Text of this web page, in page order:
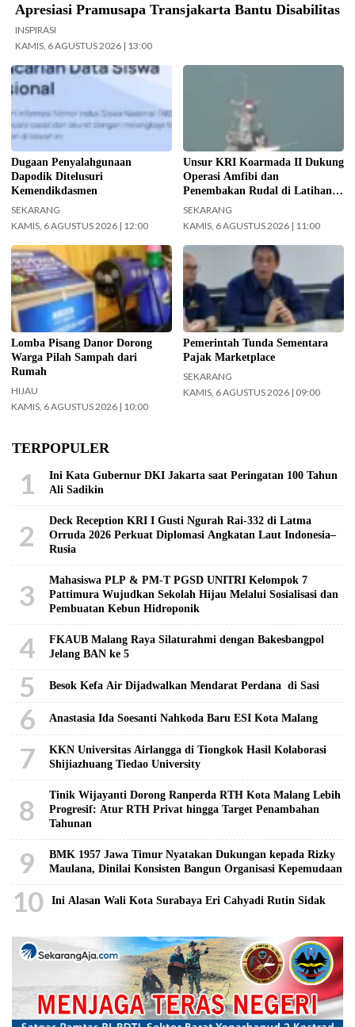
Apresiasi Pramusapa Transjakarta Bantu Disabilitas
INSPIRASI
KAMIS, 6 AGUSTUS 2026 | 13:00
Kemendikdasmen gerak cepat
(gercep) melakukan verifikasi dan
penelusuran terhadap informasi
soal dugaan penyalahgunaan Data
Pokok Pendidikan (Dapodik).
(Foto: ist)
Dugaan Penyalahgunaan
Dapodik Ditelusuri
Kemendikdasmen
SEKARANG
KAMIS, 6 AGUSTUS 2026 | 12:00
TNI Terintegrasi Tahun 2026 yang
digelar di Daerah Latihan TNI AL
Pantai Todak, Dabo Singkep,
Kabupaten Lingga, Kepulauan Riau.
(Foto: Pen/2)
Unsur KRI Koarmada II Dukung
Operasi Amfibi dan
Penembakan Rudal di Latihan
TNI Terintegrasi Tahun 2026
SEKARANG
KAMIS, 6 AGUSTUS 2026 | 11:00
Pemkot Surabaya gelar Lomba
Pisang Danor. (Foto:
Surabaya.go.id)
Lomba Pisang Danor Dorong
Warga Pilah Sampah dari
Rumah
HIJAU
KAMIS, 6 AGUSTUS 2026 | 10:00
Menteri Keuangan (Menkeu)
Purbaya Yudhi Sadewa.
(InfoPublik.id)
Pemerintah Tunda Sementara
Pajak Marketplace
SEKARANG
KAMIS, 6 AGUSTUS 2026 | 09:00
TERPOPULER
1
Ini Kata Gubernur DKI Jakarta saat Peringatan 100 Tahun
Ali Sadikin
2
Deck Reception KRI I Gusti Ngurah Rai-332 di Latma
Orruda 2026 Perkuat Diplomasi Angkatan Laut Indonesia–
Rusia
3
Mahasiswa PLP & PM-T PGSD UNITRI Kelompok 7
Pattimura Wujudkan Sekolah Hijau Melalui Sosialisasi dan
Pembuatan Kebun Hidroponik
4
FKAUB Malang Raya Silaturahmi dengan Bakesbangpol
Jelang BAN ke 5
5 Besok Kefa Air Dijadwalkan Mendarat Perdana di Sasi
6 Anastasia Ida Soesanti Nahkoda Baru ESI Kota Malang
7
KKN Universitas Airlangga di Tiongkok Hasil Kolaborasi ​
Shijiazhuang Tiedao University
8
Tinik Wijayanti Dorong Ranperda RTH Kota Malang Lebih
Progresif: Atur RTH Privat hingga Target Penambahan
Tahunan
9
BMK 1957 Jawa Timur Nyatakan Dukungan kepada Rizky
Maulana, Dinilai Konsisten Bangun Organisasi Kepemudaan
10 Ini Alasan Wali Kota Surabaya Eri Cahyadi Rutin Sidak